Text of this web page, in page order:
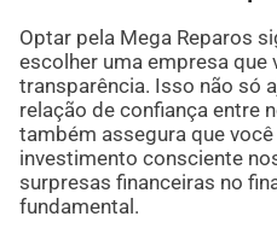
Optar pela Mega Reparos
escolher uma empresa que
transparência. Isso não só
relação de confiança entre
também assegura que
investimento consciente
surpresas financeiras no
fundamental.